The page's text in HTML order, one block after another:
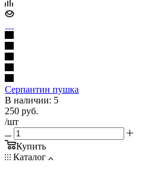
Серпантин пушка
В наличии: 5
250 руб.
/шт
Купить
Каталог